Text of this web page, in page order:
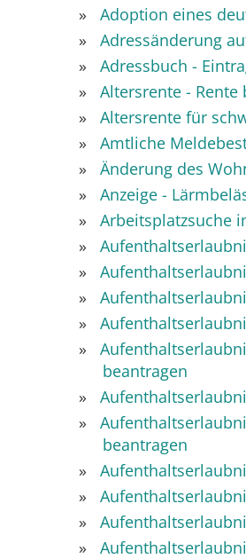
Adoption eines
Adressänderung
Adressbuch -
Altersrente -
Altersrente für
Amtliche
Änderung des
Anzeige -
Arbeitsplatzsuche
beantragen
beantragen